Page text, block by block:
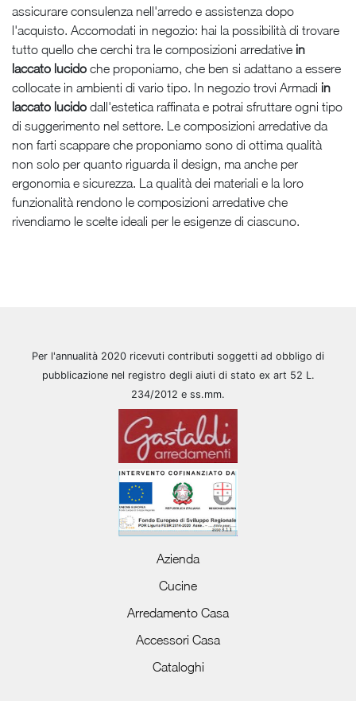
assicurare consulenza nell'arredo e assistenza dopo
l'acquisto. Accomodati in negozio: hai la possibilità di trovare
tutto quello che cerchi tra le composizioni arredative in
laccato lucido che proponiamo, che ben si adattano a essere
collocate in ambienti di vario tipo. In negozio trovi Armadi in
laccato lucido dall'estetica raffinata e potrai sfruttare ogni tipo
di suggerimento nel settore. Le composizioni arredative da
non farti scappare che proponiamo sono di ottima qualità
non solo per quanto riguarda il design, ma anche per
ergonomia e sicurezza. La qualità dei materiali e la loro
funzionalità rendono le composizioni arredative che
rivendiamo le scelte ideali per le esigenze di ciascuno.
Per l'annualità 2020 ricevuti contributi soggetti ad obbligo di
pubblicazione nel registro degli aiuti di stato ex art 52 L.
234/2012 e ss.mm.
Azienda
Cucine
Arredamento Casa
Accessori Casa
Cataloghi